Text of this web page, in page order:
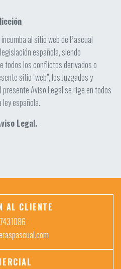
al sitio web de Pascual
española, siendo
todos los conflictos derivados o
sitio "web", los Juzgados y
presente Aviso Legal se rige en todos
española.
Legal.
AL CLIENTE